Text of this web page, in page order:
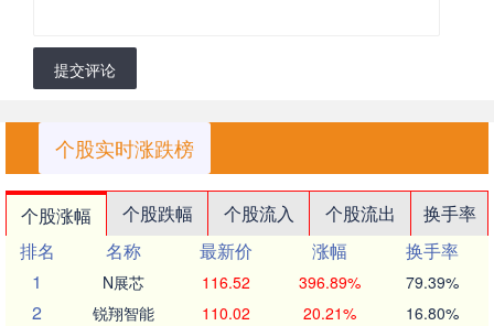
提交评论
个股实时涨跌榜
个股涨幅 个股跌幅 个股流入 个股流出
换手率
排名
名称 最新价 涨幅
换手率
1
N展芯 116.52 396.89% 79.39%
2 锐翔智能 110.02 20.21% 16.80%